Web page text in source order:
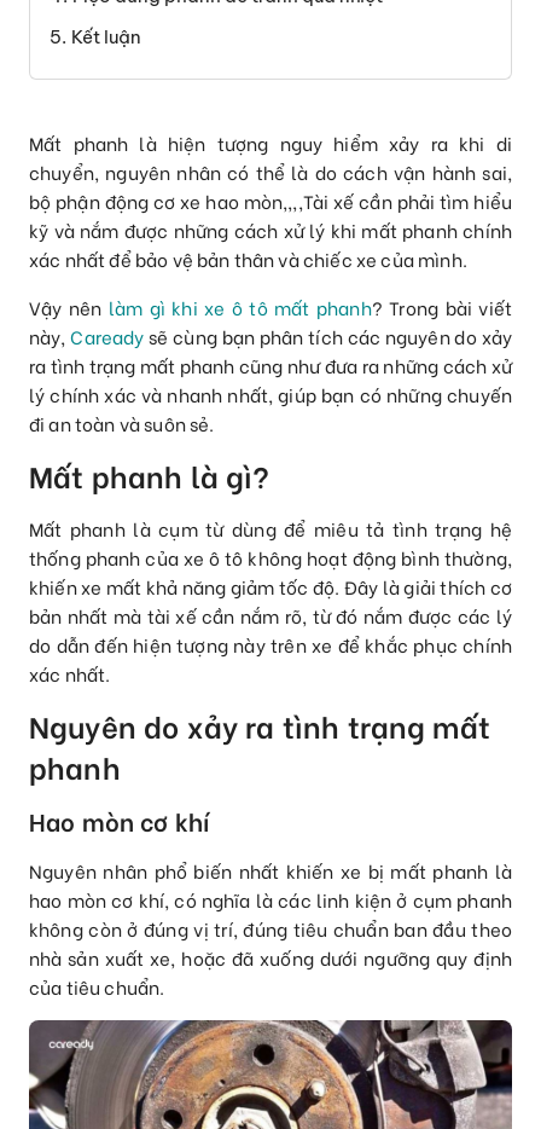
Kết luận
Mất phanh là hiện tượng nguy hiểm xảy ra khi di
chuyển, nguyên nhân có thể là do cách vận hành sai,
bộ phận động cơ xe hao mòn,,,,Tài xế cần phải tìm hiểu
kỹ và nắm được những cách xử lý khi mất phanh chính
xác nhất để bảo vệ bản thân và chiếc xe của mình.
Vậy nên làm gì khi xe ô tô mất phanh? Trong bài viết
này,Careadysẽ cùng bạn phân tích các nguyên do xảy
ra tình trạng mất phanh cũng như đưa ra những cách xử
lý chính xác và nhanh nhất, giúp bạn có những chuyến
đi an toàn và suôn sẻ.
Mất phanh là gì?
Mất phanh là cụm từ dùng để miêu tả tình trạng hệ
thống phanh của xe ô tô không hoạt động bình thường,
khiến xe mất khả năng giảm tốc độ. Đây là giải thích cơ
bản nhất mà tài xế cần nắm rõ, từ đó nắm được các lý
do dẫn đến hiện tượng này trên xe để khắc phục chính
xác nhất.
Nguyên do xảy ra tình trạng mất
phanh
Hao mòn cơ khí
Nguyên nhân phổ biến nhất khiến xe bị mất phanh là
hao mòn cơ khí, có nghĩa là các linh kiện ở cụm phanh
không còn ở đúng vị trí, đúng tiêu chuẩn ban đầu theo
nhà sản xuất xe, hoặc đã xuống dưới ngưỡng quy định
của tiêu chuẩn.